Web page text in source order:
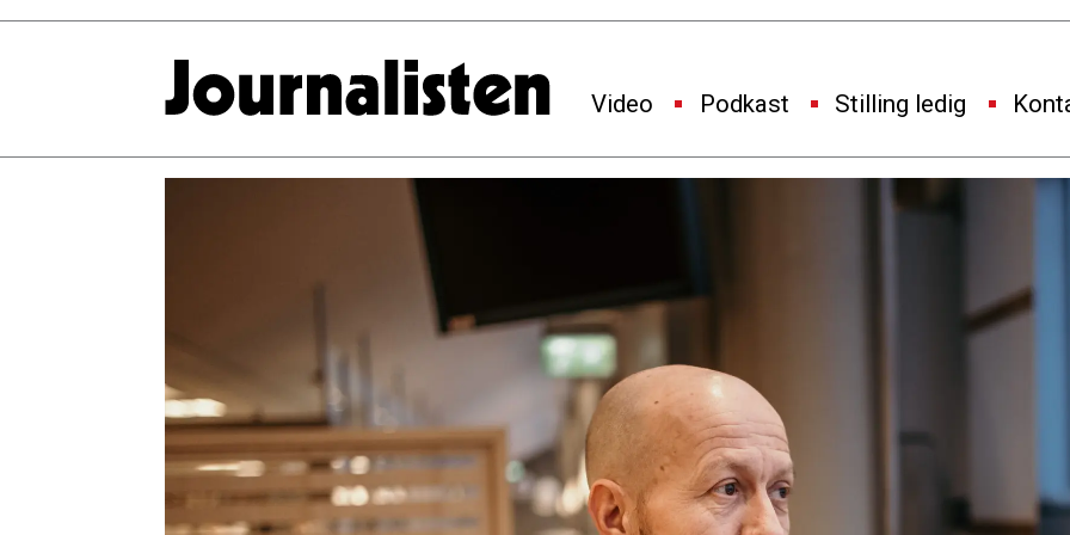
Video Podkast Stilling ledig